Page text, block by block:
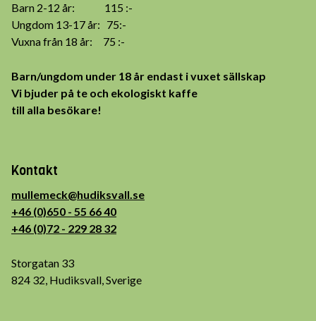
Barn 2-12 år: 115 :-
Ungdom 13-17 år: 75:-
Vuxna från 18 år: 75 :-
Barn/ungdom under 18 år endast i vuxet sällskap
Vi bjuder på te och ekologiskt kaffe
till alla besökare!
Kontakt
mullemeck@hudiksvall.se
+46 (0)650 - 55 66 40
+46 (0)72 - 229 28 32
Storgatan 33
824 32, Hudiksvall, Sverige